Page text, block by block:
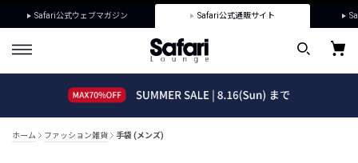
Safari公式ウェブマガジン Safari公式通販サイト
ホーム ファッション雑貨 手袋 (メンズ)